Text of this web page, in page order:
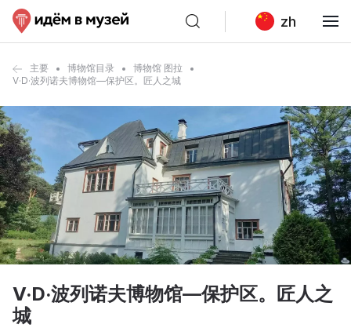
zh
主要 博物馆目录
博物馆 图拉
V·D·波列诺夫博物馆—保护区。匠人之城
V·D·波列诺夫博物馆—保护区。匠人之
城